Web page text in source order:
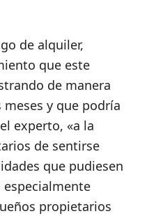
de alquiler,
que este
de manera
y que podría
experto, «a la
de sentirse
que pudiesen
especialmente
propietarios